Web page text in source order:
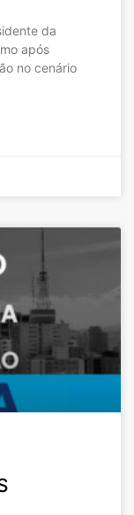
da
após
no cenário